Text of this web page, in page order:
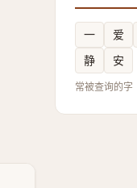
一 爱
静
安
常被查询的字